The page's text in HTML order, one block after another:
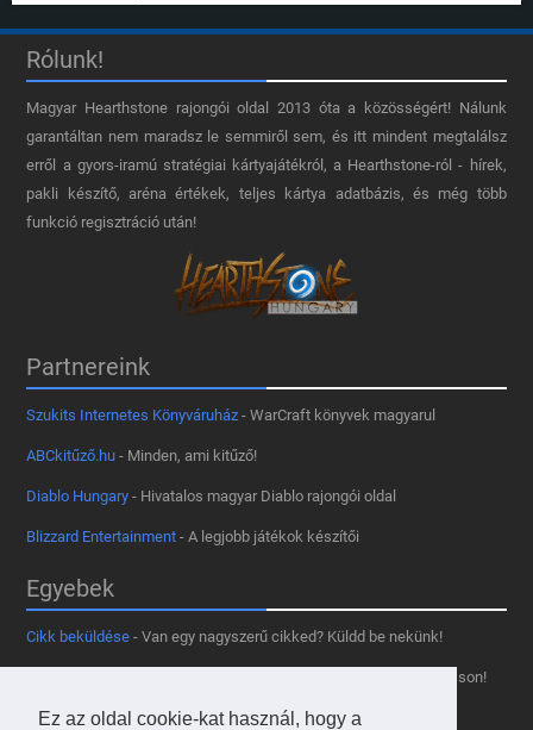
Ez az oldal cookie-kat használ, hogy a
Rólunk!
Magyar Hearthstone​ rajongói oldal 2013 óta a közösségért! Nálunk
garantáltan nem maradsz le semmiről sem, és itt mindent megtalálsz
erről a gyors-iramú stratégiai kártyajátékról, a Hearthstone-ról - hírek,
pakli készítő, aréna értékek, teljes kártya adatbázis, és még több
funkció regisztráció után!
Partnereink
Szukits Internetes Könyváruház - WarCraft könyvek magyarul
ABCkitűző.hu - Minden, ami kitűző!
Diablo Hungary - Hivatalos magyar Diablo rajongói oldal
Blizzard Entertainment - A legjobb játékok készítői
Egyebek
Cikk beküldése - Van egy nagyszerű cikked? Küldd be nekünk!
- Tetszik az oldal? Segíts, hogy fennmaradhasson!
Kapcsolat, médiaajánlat- Lépj velünk kapcsolatba!